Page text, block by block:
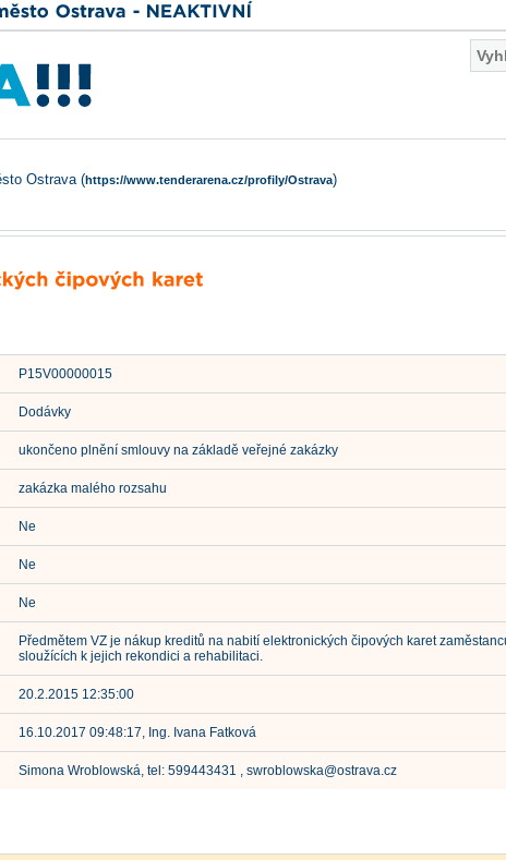
Ostrava (https://www.tenderarena.cz/profily/Ostrava)
P15V00000015
Dodávky
ukončeno plnění smlouvy na základě veřejné zakázky
zakázka malého rozsahu
Ne
Ne
Ne
Předmětem VZ je nákup kreditů na nabití elektronických čipových karet
sloužících k jejich rekondici a rehabilitaci.
20.2.2015 12:35:00
16.10.2017 09:48:17, Ing. Ivana Fatková
Simona Wroblowská, tel: 599443431 , swroblowska@ostrava.cz